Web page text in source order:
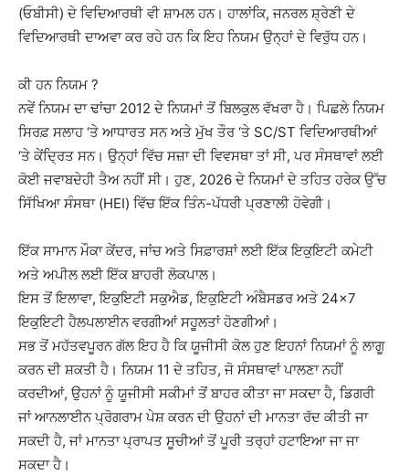
(ਓਬੀਸੀ) ਦੇ ਵਿਦਿਆਰਥੀ ਵੀ ਸ਼ਾਮਲ ਹਨ। ਹਾਲਾਂਕਿ, ਜਨਰਲ ਸ਼੍ਰੇਣੀ ਦੇ
ਵਿਦਿਆਰਥੀ ਦਾਅਵਾ ਕਰ ਰਹੇ ਹਨ ਕਿ ਇਹ ਨਿਯਮ ਉਨ੍ਹਾਂ ਦੇ ਵਿਰੁੱਧ ਹਨ।
ਕੀ ਹਨ ਨਿਯਮ ?
ਨਵੇਂ ਨਿਯਮ ਦਾ ਢਾਂਚਾ 2012 ਦੇ ਨਿਯਮਾਂ ਤੋਂ ਬਿਲਕੁਲ ਵੱਖਰਾ ਹੈ। ਪਿਛਲੇ ਨਿਯਮ
ਸਿਰਫ਼ ਸਲਾਹ ‘ਤੇ ਆਧਾਰਤ ਸਨ ਅਤੇ ਮੁੱਖ ਤੌਰ ‘ਤੇ SC/ST ਵਿਦਿਆਰਥੀਆਂ
‘ਤੇ ਕੇਂਦ੍ਰਿਤ ਸਨ। ਉਨ੍ਹਾਂ ਵਿੱਚ ਸਜ਼ਾ ਦੀ ਵਿਵਸਥਾ ਤਾਂ ਸੀ, ਪਰ ਸੰਸਥਾਵਾਂ ਲਈ
ਕੋਈ ਜਵਾਬਦੇਹੀ ਤੈਅ ਨਹੀਂ ਸੀ। ਹੁਣ, 2026 ਦੇ ਨਿਯਮਾਂ ਦੇ ਤਹਿਤ ਹਰੇਕ ਉੱਚ
ਸਿੱਖਿਆ ਸੰਸਥਾ (HEI) ਵਿੱਚ ਇੱਕ ਤਿੰਨ-ਪੱਧਰੀ ਪ੍ਰਣਾਲੀ ਹੋਵੇਗੀ।
ਇੱਕ ਸਾਮਾਨ ਮੌਕਾ ਕੇਂਦਰ, ਜਾਂਚ ਅਤੇ ਸਿਫ਼ਾਰਸ਼ਾਂ ਲਈ ਇੱਕ ਇਕੁਇਟੀ ਕਮੇਟੀ
ਅਤੇ ਅਪੀਲ ਲਈ ਇੱਕ ਬਾਹਰੀ ਲੋਕਪਾਲ।
ਇਸ ਤੋਂ ਇਲਾਵਾ, ਇਕੁਇਟੀ ਸਕੁਐਡ, ਇਕੁਇਟੀ ਅੰਬੈਸਡਰ ਅਤੇ 24×7
ਇਕੁਇਟੀ ਹੈਲਪਲਾਈਨ ਵਰਗੀਆਂ ਸਹੂਲਤਾਂ ਹੋਣਗੀਆਂ।
ਸਭ ਤੋਂ ਮਹੱਤਵਪੂਰਨ ਗੱਲ ਇਹ ਹੈ ਕਿ ਯੂਜੀਸੀ ਕੋਲ ਹੁਣ ਇਹਨਾਂ ਨਿਯਮਾਂ ਨੂੰ ਲਾਗੂ
ਕਰਨ ਦੀ ਸ਼ਕਤੀ ਹੈ। ਨਿਯਮ 11 ਦੇ ਤਹਿਤ, ਜੋ ਸੰਸਥਾਵਾਂ ਪਾਲਣਾ ਨਹੀਂ
ਕਰਦੀਆਂ, ਉਹਨਾਂ ਨੂੰ ਯੂਜੀਸੀ ਸਕੀਮਾਂ ਤੋਂ ਬਾਹਰ ਕੀਤਾ ਜਾ ਸਕਦਾ ਹੈ, ਡਿਗਰੀ
ਜਾਂ ਆਨਲਾਈਨ ਪ੍ਰੋਗਰਾਮ ਪੇਸ਼ ਕਰਨ ਦੀ ਉਹਨਾਂ ਦੀ ਮਾਨਤਾ ਰੱਦ ਕੀਤੀ ਜਾ
ਸਕਦੀ ਹੈ, ਜਾਂ ਮਾਨਤਾ ਪ੍ਰਾਪਤ ਸੂਚੀਆਂ ਤੋਂ ਪੂਰੀ ਤਰ੍ਹਾਂ ਹਟਾਇਆ ਜਾ ਜਾ
ਸਕਦਾ ਹੈ।